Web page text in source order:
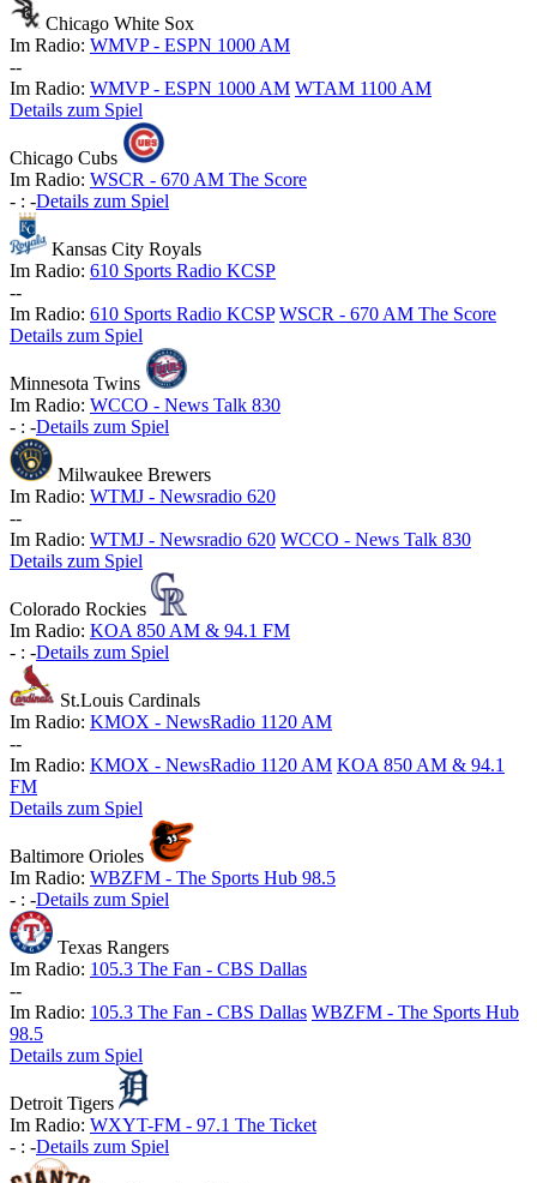
Chicago White Sox
Im Radio: WMVP - ESPN 1000 AM
--
Im Radio: WMVP - ESPN 1000 AM WTAM 1100 AM
Details zum Spiel
Chicago Cubs
Im Radio: WSCR - 670 AM The Score
- : -Details zum Spiel
Kansas City Royals
Im Radio: 610 Sports Radio KCSP
--
Im Radio: 610 Sports Radio KCSP WSCR - 670 AM The Score
Details zum Spiel
Minnesota Twins
Im Radio: WCCO - News Talk 830
- : -Details zum Spiel
Milwaukee Brewers
Im Radio: WTMJ - Newsradio 620
--
Im Radio: WTMJ - Newsradio 620 WCCO - News Talk 830
Details zum Spiel
Colorado Rockies
Im Radio: KOA 850 AM & 94.1 FM
- : -Details zum Spiel
St.Louis Cardinals
Im Radio: KMOX - NewsRadio 1120 AM
--
Im Radio: KMOX - NewsRadio 1120 AM KOA 850 AM & 94.1
FM
Details zum Spiel
Baltimore Orioles
Im Radio: WBZFM - The Sports Hub 98.5
- : -Details zum Spiel
Texas Rangers
Im Radio: 105.3 The Fan - CBS Dallas
--
Im Radio: 105.3 The Fan - CBS Dallas WBZFM - The Sports Hub
98.5
Details zum Spiel
Detroit Tigers
Im Radio: WXYT-FM - 97.1 The Ticket
- : -Details zum Spiel